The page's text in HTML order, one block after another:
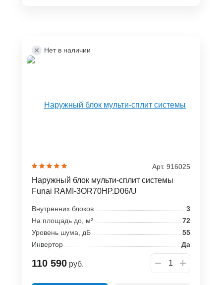
Нет в наличии
Арт. 916025
Наружный блок мульти-сплит системы
Funai RAMI-3OR70HP.D06/U
Внутренних блоков
3
На площадь до, м²
72
Уровень шума, дБ
55
Инвертор
Да
110 590 руб.